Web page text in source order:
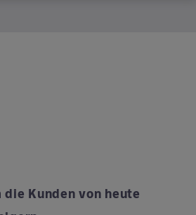
Kunden von heute